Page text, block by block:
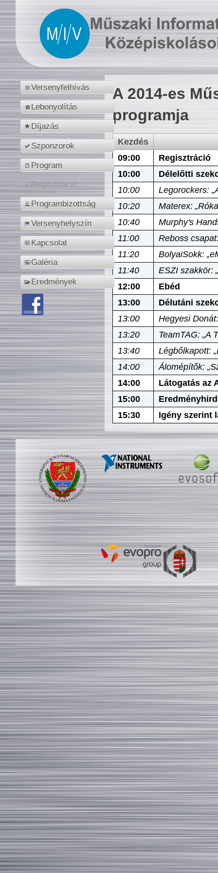
Versenyfelhívás
Lebonyolítás
Díjazás
Szponzorok
Program
Regisztráció
Programbizottság
Versenyhelyszín
Kapcsolat
Galéria
Eredmények
A 2014-es
programja
Kezdés
09:00
Regisztráció
10:00
Délelőtti
10:00
Legorockers:
10:20
Materex:
10:40
Murphy's
11:00
Reboss
11:20
BolyaiSokk:
11:40
ESZI szakkör:
12:00
Ebéd
13:00
Délutáni
13:00
Hegyesi
13:20
TeamTAG: „A
13:40
Légbőlkapott:
14:00
Álomépítők:
14:00
Látogatás az
15:00
15:30
Igény szerint